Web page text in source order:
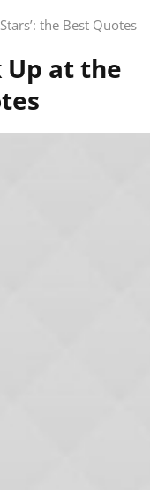
the Best Quotes
Up at the